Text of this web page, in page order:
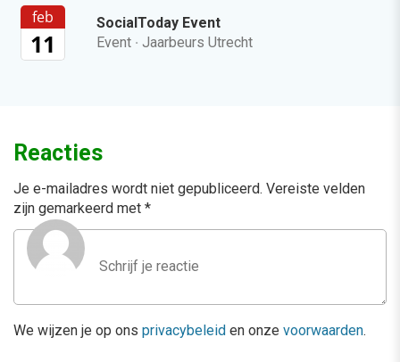
feb
11
SocialToday Event
Event · Jaarbeurs Utrecht
Reacties
Je e-mailadres wordt niet gepubliceerd. Vereiste velden
zijn gemarkeerd met *
We wijzen je op ons privacybeleid en onze voorwaarden.